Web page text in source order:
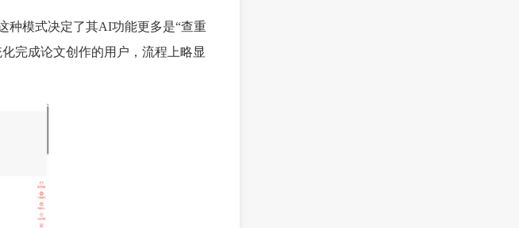
种模式决定了其AI功能更多是“查重
完成论文创作的用户，流程上略显